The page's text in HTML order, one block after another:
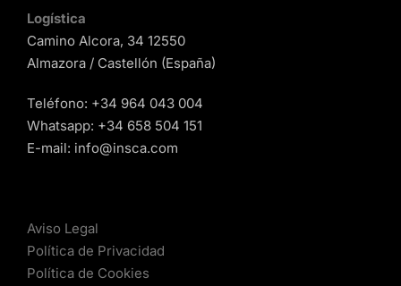
Logística
Camino Alcora, 34 12550
Almazora / Castellón (España)
Teléfono: +34 964 043 004
Whatsapp: +34 658 504 151
E-mail: info@insca.com
Aviso Legal
Política de Privacidad
Política de Cookies